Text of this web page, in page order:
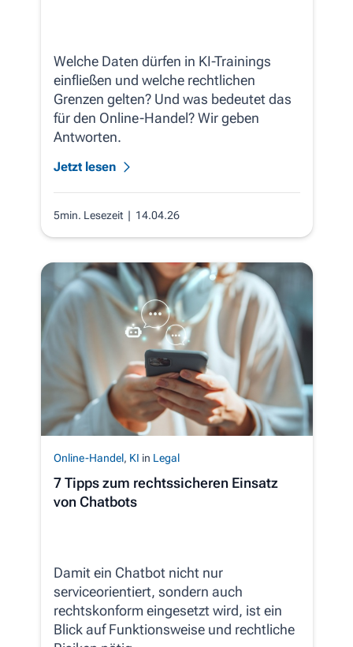
Welche Daten dürfen in KI-Trainings
einfließen und welche rechtlichen
Grenzen gelten? Und was bedeutet das
für den Online-Handel? Wir geben
Antworten.
Jetzt lesen
5min. Lesezeit | 14.04.26
Online-Handel, KI in Legal
7 Tipps zum rechtssicheren Einsatz
von Chatbots
Damit ein Chatbot nicht nur
serviceorientiert, sondern auch
rechtskonform eingesetzt wird, ist ein
Blick auf Funktionsweise und rechtliche